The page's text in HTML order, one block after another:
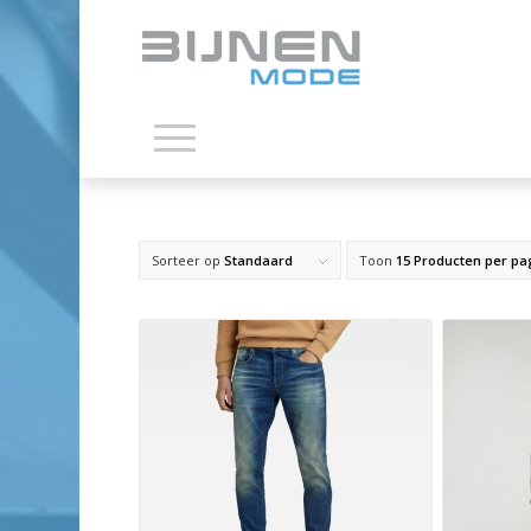
Sorteer opStandaard Toon15 Producten per